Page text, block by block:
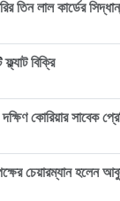
তিন লাল কার্ডের
বিক্রি
দক্ষিণ কোরিয়ার সাবেক
চেয়ারম্যান হলেন